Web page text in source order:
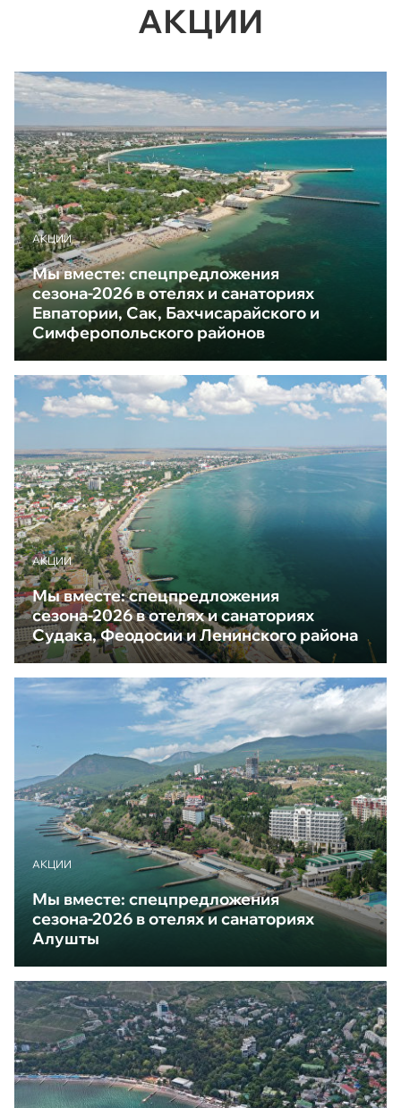
АКЦИИ
АКЦИИ
Мы вместе: спецпредложения
сезона-2026 в отелях и санаториях
Евпатории, Сак, Бахчисарайского и
Симферопольского районов
АКЦИИ
Мы вместе: спецпредложения
сезона-2026 в отелях и санаториях
Судака, Феодосии и Ленинского района
АКЦИИ
Мы вместе: спецпредложения
сезона-2026 в отелях и санаториях
Алушты